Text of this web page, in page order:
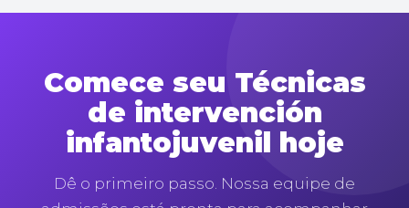
Comece seu Técnicas
de intervención
infantojuvenil hoje
Dê o primeiro passo. Nossa equipe de